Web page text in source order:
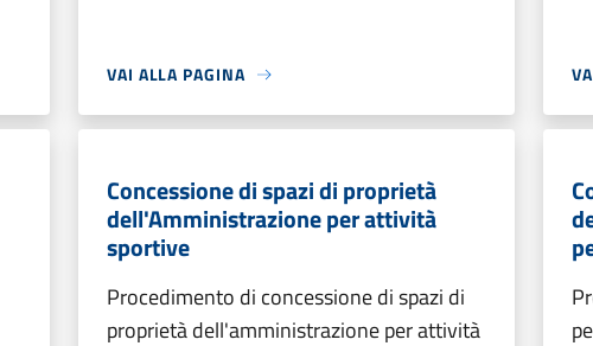
VAI ALLA PAGINA
Concessione di spazi di proprietà
dell'Amministrazione per attività
sportive
Procedimento di concessione di spazi di
proprietà dell'amministrazione per attività